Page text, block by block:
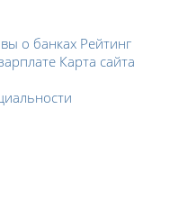
о банках Рейтинг
Карта сайта